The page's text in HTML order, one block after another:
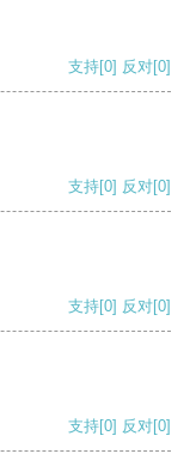
支持[0] 反对[0]
支持[0] 反对[0]
支持[0] 反对[0]
支持[0] 反对[0]